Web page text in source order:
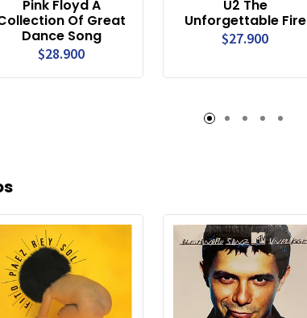
Pink Floyd A
Of Great
Dance Song
$28.900
U2 The
Unforgettable Fire
$27.900